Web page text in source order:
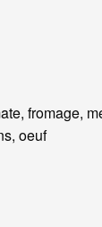
fromage,
oeuf